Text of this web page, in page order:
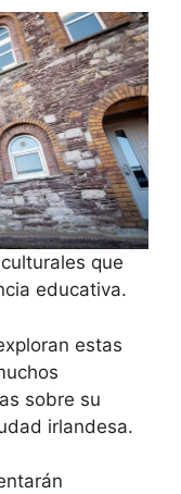
que
educativa.
estas
sobre su
irlandesa.